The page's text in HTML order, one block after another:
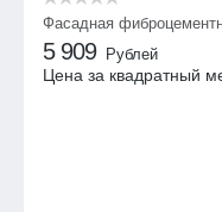
Фасадная
5 909 Рублей
Цена за квадратный